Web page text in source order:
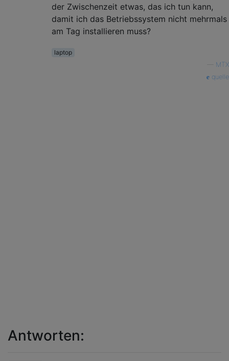
der Zwischenzeit etwas, das ich tun kann,
damit ich das Betriebssystem nicht mehrmals
am Tag installieren muss?
laptop
MTX
quelle
Antworten: